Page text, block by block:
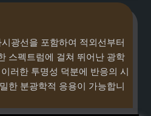
광선을 포함하여 적외선부터
스펙트럼에 걸쳐 뛰어난 광학
러한 투명성 덕분에 반응의 시
한 분광학적 응용이 가능합니